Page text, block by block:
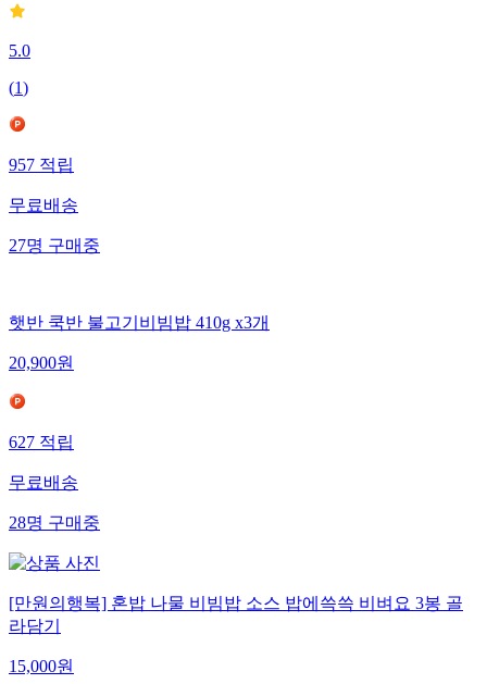
5.0
(1)
957적립
무료배송
27명구매중
햇반 쿡반 불고기비빔밥 410g x3개
20,900원
627적립
무료배송
28명구매중
[만원의행복] 혼밥 나물 비빔밥 소스 밥에쓱쓱 비벼요 3봉 골
라담기
15,000원